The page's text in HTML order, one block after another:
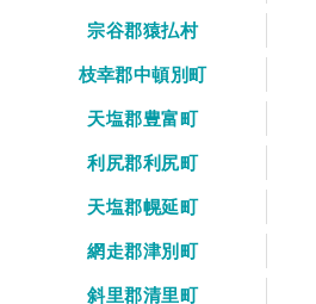
宗谷郡猿払村
枝幸郡中頓別町
天塩郡豊富町
利尻郡利尻町
天塩郡幌延町
網走郡津別町
斜里郡清里町